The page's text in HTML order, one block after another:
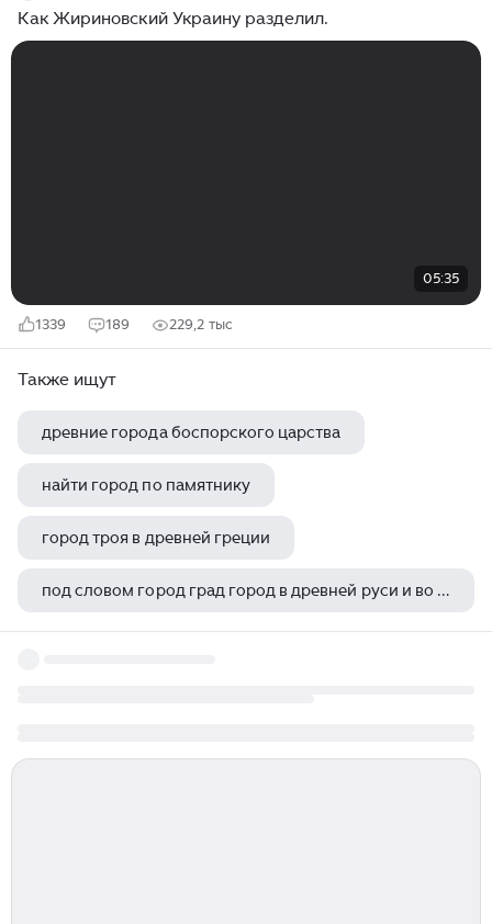
Как Жириновский Украину разделил.
05:35
1339 189 229,2 тыс
Также ищут
древние города боспорского царства
найти город по памятнику
город троя в древней греции
под словом город град город в древней руси и во всем